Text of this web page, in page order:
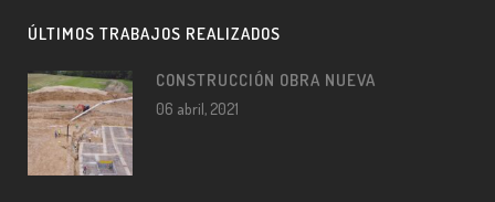
ÚLTIMOS TRABAJOS REALIZADOS
CONSTRUCCIÓN OBRA NUEVA
06 abril, 2021